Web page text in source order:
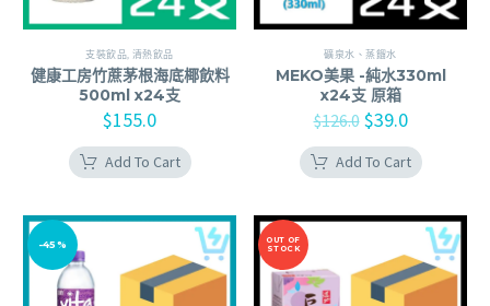
支裝飲品 清熱飲品
健康工房竹蔗茅根海底椰飲料
500ml x24支
$155.0
Add To Cart
礦泉水、蒸餾水
MEKO美果 -純水330ml
x24支 原箱
$126.0 $39.0
Add To Cart
-45%
OUT OF
STOCK